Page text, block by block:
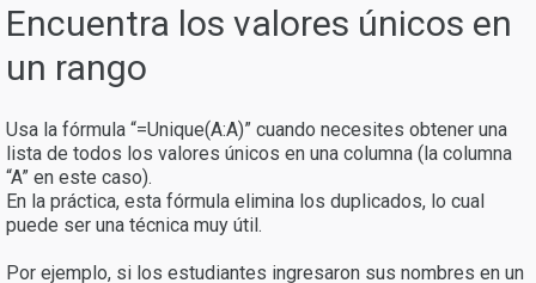
Encuentra los valores únicos en
un rango
Usa la fórmula “=Unique(A:A)” cuando necesites obtener una
lista de todos los valores únicos en una columna (la columna
“A” en este caso).
En la práctica, esta fórmula elimina los duplicados, lo cual
puede ser una técnica muy útil.
Por ejemplo, si los estudiantes ingresaron sus nombres en un